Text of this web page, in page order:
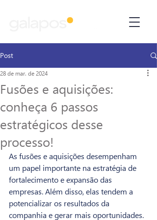
Post
Fusões e aquisições:
conheça 6 passos
estratégicos desse
processo!
28 de mar. de 2024
As fusões e aquisições desempenham
um papel importante na estratégia de
fortalecimento e expansão das
empresas. Além disso, elas tendem a
potencializar os resultados da
companhia e gerar mais oportunidades.